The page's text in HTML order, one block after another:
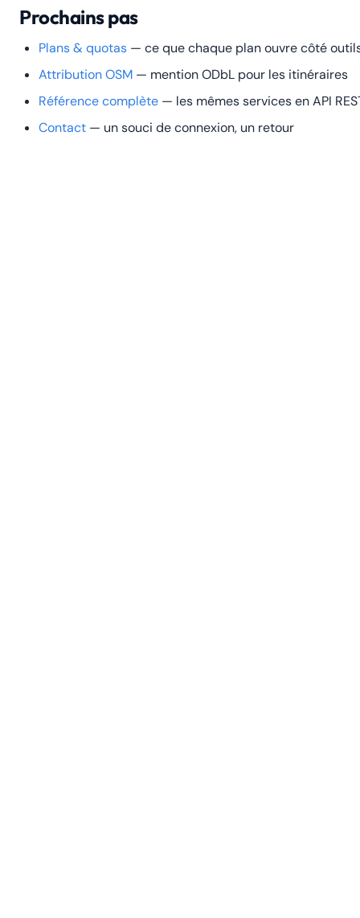
Prochains pas
Plans & quotas — ce que chaque plan ouvre côté
Attribution OSM — mention ODbL pour les itinéraires
Référence complète — les mêmes services en API
Contact — un souci de connexion, un retour